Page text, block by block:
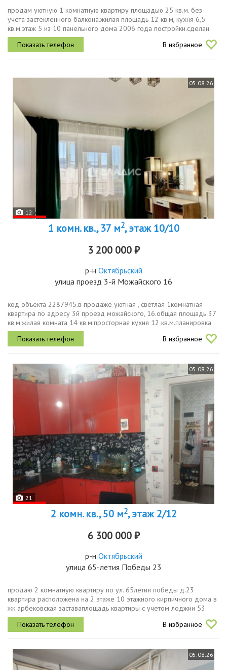
продам уютную 1 комнатную квартиру площадью 25 кв.м. без
учета застекленного балкона.жилая площадь 12 кв.м, кухня 6,5
кв.м.этаж 5 из 10 панельного дома 2006 года постройки.сделан
хороший ремонт окна везде пласт,сан.узел совмещен в кафеле,
натяжные...
В избранное
05.08.26
12
1 комн. кв., 37 м2, этаж 10/10
3 200 000 ₽
р-н Октябрьский
улица проезд 3-й Можайского 16
код объекта 2287945.в продаже уютная , светлая 1комнатная
квартира по адресу 3й проезд можайского, 16.общая площадь 37
кв.м.жилая комната 14 кв.м.просторная кухня 12 кв.м.планировка
рациональна изолированная комната и большая кухня позволяют...
В избранное
05.08.26
21
2 комн. кв., 50 м2, этаж 2/12
6 300 000 ₽
р-н Октябрьский
улица 65-летия Победы 23
продаю 2 комнатную квартиру по ул. 65летия победы д.23
квартира расположена на 2 этаже 10 этажного кирпичного дома в
жк арбековская заставаплощадь квартиры с учетом лоджии 53
кв.м.площадь квартиры без учета лоджии 50.3 кв.м.гостиная 16
кв.м.,...
В избранное
05.08.26